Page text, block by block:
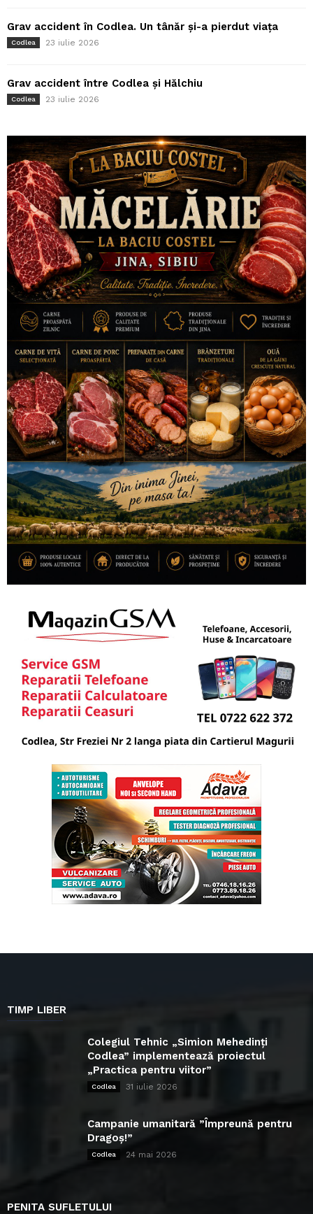
Grav accident în Codlea. Un tânăr și-a pierdut viața
Codlea 23 iulie 2026
Grav accident între Codlea și Hălchiu
Codlea 23 iulie 2026
TIMP LIBER
Colegiul Tehnic „Simion Mehedinți
Codlea” implementează proiectul
„Practica pentru viitor”
Codlea 31 iulie 2026
Campanie umanitară ”Împreună pentru
Dragoș!”
Codlea 24 mai 2026
PENITA SUFLETULUI